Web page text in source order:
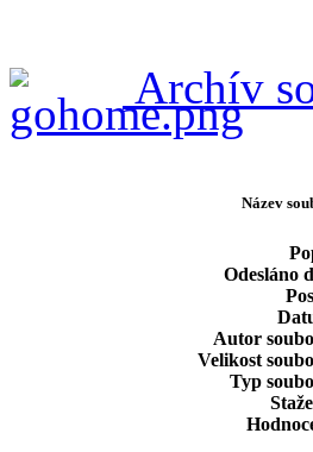
Archív
Název
Odesláno
Autor
Velikost
Typ